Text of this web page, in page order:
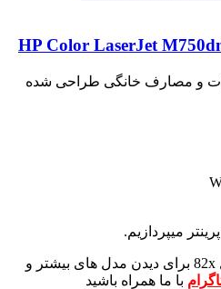
و مصارف خانگی طراحی شده
میپردازیم.
برای دیدن مدل های بیشتر و
با ما همراه باشید